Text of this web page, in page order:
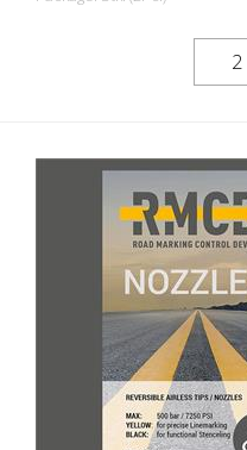
bezvzduchovej trysky). -
na striekaciu pištoľ a
skrutku Čistenie: - Ak
keď ho vyberáte a
striekaciu pištoľ. - Pri tomto
používajte rukavice.
škodlivé pre vaše zdravie.
elegantnom kartónovom
otvárať a zatvárať aj v
Tesnenia sú balené
papierovom vrecku. - Už
balenie, ktoré sa na stavbe
VYROBENÉ V EURÓPE